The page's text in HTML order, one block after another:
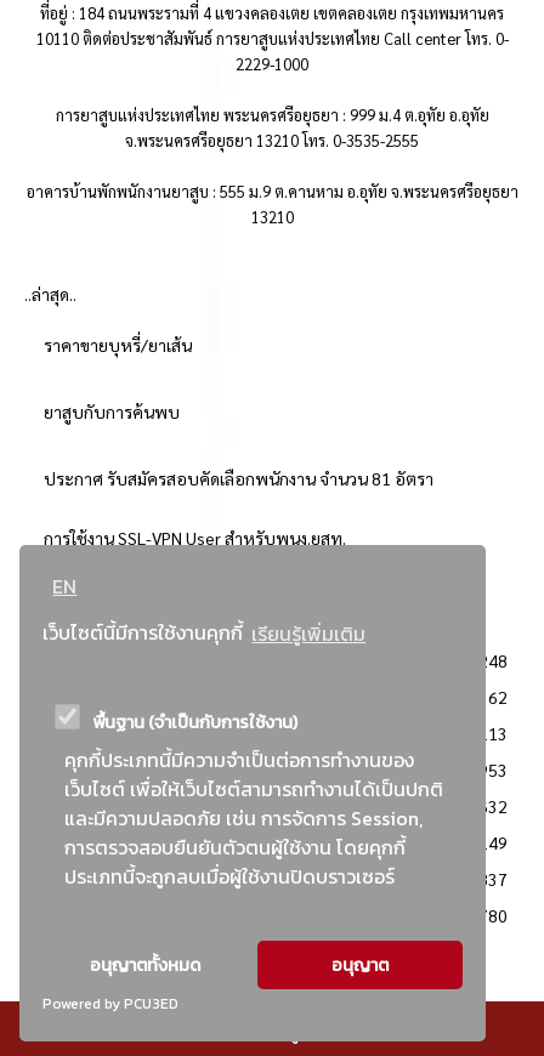
EN
เว็บไซต์นี้มีการใช้งานคุกกี้ เรียนรู้เพิ่มเติม
พื้นฐาน (จำเป็นกับการใช้งาน)
คุกกี้ประเภทนี้มีความจำเป็นต่อการทำงานของ
เว็บไซต์ เพื่อให้เว็บไซต์สามารถทำงานได้เป็นปกติ
และมีความปลอดภัย เช่น การจัดการ Session,
การตรวจสอบยืนยันตัวตนผู้ใช้งาน โดยคุกกี้
ประเภทนี้จะถูกลบเมื่อผู้ใช้งานปิดบราวเซอร์
อนุญาตทั้งหมด อนุญาต
Powered by PCU3ED
ที่อยู่ : 184 ถนนพระรามที่ 4 แขวงคลองเตย เขตคลองเตย กรุงเทพมหานคร
10110 ติดต่อประชาสัมพันธ์ การยาสูบแห่งประเทศไทย Call center โทร. 0-
2229-1000
การยาสูบแห่งประเทศไทย พระนครศรีอยุธยา : 999 ม.4 ต.อุทัย อ.อุทัย
จ.พระนครศรีอยุธยา 13210 โทร. 0-3535-2555
อาคารบ้านพักพนักงานยาสูบ : 555 ม.9 ต.คานหาม อ.อุทัย จ.พระนครศรีอยุธยา
13210
..ล่าสุด..
ราคาขายบุหรี่/ยาเส้น
ยาสูบกับการค้นพบ
ประกาศ รับสมัครสอบคัดเลือกพนักงาน จำนวน 81 อัตรา
การใช้งาน SSL-VPN User สำหรับพนง.ยสท.
..ยอดนิยม..
3248
2362
: วิธีเฉพาะเจาะจง
2113
ข่าวสาร/ประกาศ
1953
: เอกสารส่งเสริมความโปร่งใสในการจัดซื้อจัดจ้าง
1632
ข่าวสารจัดซื้อจัดจ้าง
1149
: แผนการจัดซื้อจัดจ้าง
837
780